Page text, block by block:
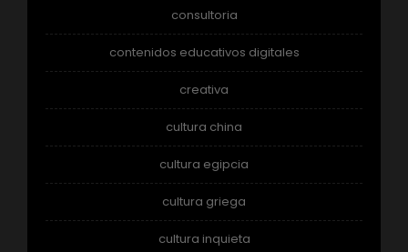
consultoria
contenidos educativos digitales
creativa
cultura china
cultura egipcia
cultura griega
cultura inquieta